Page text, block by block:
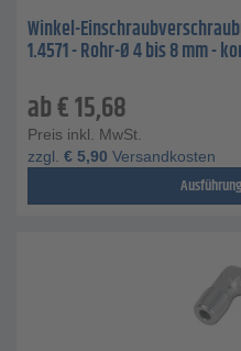
Winkel-
1.4571 - Rohr-Ø 4 bis 8 mm -
ab€15,68
Preis inkl. MwSt.
zzgl. € 5,90 Versandkosten